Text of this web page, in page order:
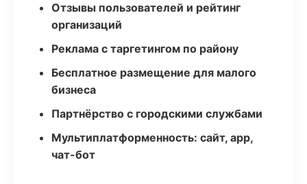
Отзывы пользователей и рейтинг
организаций
Реклама с таргетингом по району
Бесплатное размещение для малого
бизнеса
Партнёрство с городскими службами
Мультиплатформенность: сайт, app,
чат-бот